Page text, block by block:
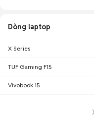
Dòng laptop
X Series
TUF Gaming F15
Vivobook 15